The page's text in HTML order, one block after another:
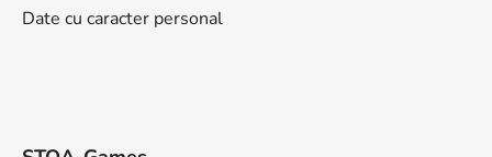
Date cu caracter personal